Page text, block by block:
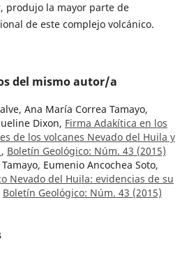
produjo la mayor parte de
de este complejo volcánico.
del mismo autor/a
Ana María Correa Tamayo,
Dixon, Firma Adakítica en los
de los volcanes Nevado del Huila y
, Boletín Geológico: Núm. 43 (2015)
Eumenio Ancochea Soto,
Nevado del Huila: evidencias de su
Boletín Geológico: Núm. 43 (2015)